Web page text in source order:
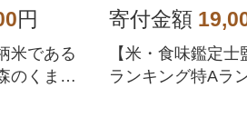
円
米である
のくまさ
0】
寄付金額
【米・食味鑑定
ランキング特Aラ